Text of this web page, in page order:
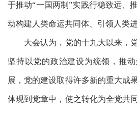
于推动“一国两制”实践行稳致远、
动构建人类命运共同体、引领人类进
大会认为，党的十九大以来，党
坚持以党的政治建设为统领，推
展，党的建设取得许多新的重大成
体现到党章中，使之转化为全党共